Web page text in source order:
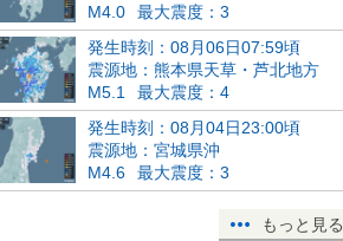
M4.0
最大震度：3
発生時刻：08月06日07:59頃
震源地：熊本県天草・芦北地方
M5.1
最大震度：4
発生時刻：08月04日23:00頃
震源地：宮城県沖
M4.6
最大震度：3
もっと見る